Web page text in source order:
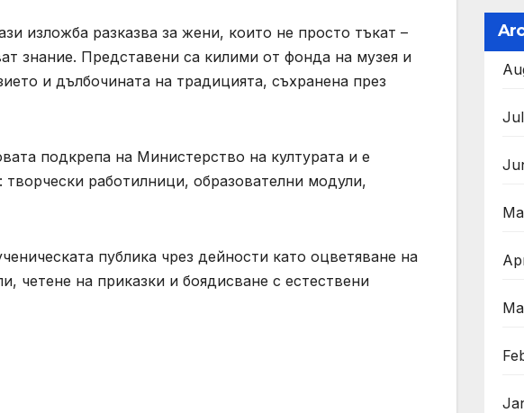
изложба разказва за жени, които не просто тъкат –
знание. Представени са килими от фонда на музея и
и дълбочината на традицията, съхранена през
подкрепа на Министерство на културата и е
работилници, образователни модули,
публика чрез дейности като оцветяване на
четене на приказки и боядисване с естествени